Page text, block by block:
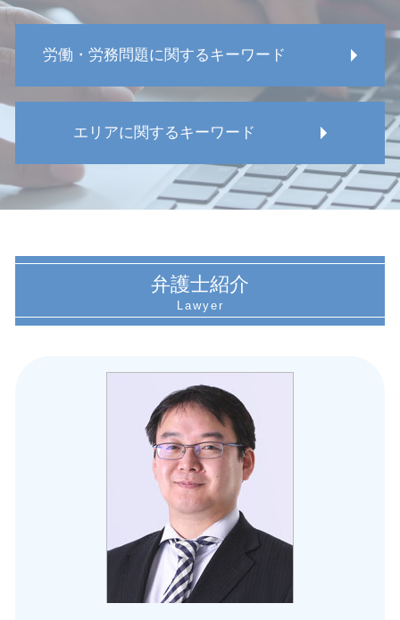
労働・労務問題に関するキーワード
労働 うつ病
メンタルヘルス 法律 問題
労働 パワハラ
労働基準法 残業
労働基準法 労働時間
再雇用 拒否
労働組合 団体交渉 申し入れ
抱き合わせ販売 独占禁止法
テレワーク 労務問題
エリアに関するキーワード
愛知県 就業規則作成 弁護士
名古屋市 労働安全 違反
名古屋市 労働審判
愛知県 復職問題 弁護士
愛知県 不当解雇 相談
名古屋市 復職問題 弁護士
愛知県 不当解雇 弁護士
名古屋市 人事異動トラブル
名古屋市 従業員 訴えられた
愛知県 労働問題 弁護士
愛知県 出向トラブル
愛知県 労働審判
愛知県 団体交渉 弁護士
名古屋市 労務 トラブル
愛知県 労務 トラブル
愛知県 労災事故
名古屋市 試用期間 対応
弁護士紹介